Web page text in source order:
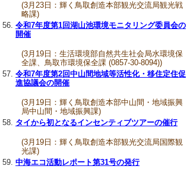
(3月23日：輝く鳥取創造本部観光交流局観光戦
略課)
令和7年度第1回湖山池環境モニタリング委員会の
開催
(3月19日：生活環境部自然共生社会局水環境保
全課、鳥取市環境保全課 (0857-30-8094))
令和7年度第2回中山間地域等活性化・移住定住促
進協議会の開催
(3月19日：輝く鳥取創造本部中山間・地域振興
局中山間・地域振興課)
タイから初となるインセンティブツアーの催行
(3月19日：輝く鳥取創造本部観光交流局国際観
光課)
中海エコ活動レポート第31号の発行